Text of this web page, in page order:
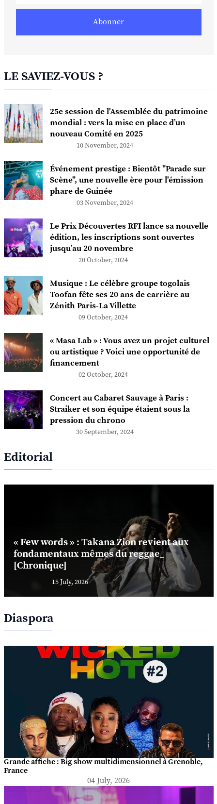
Abonner
LE SAVIEZ-VOUS ?
25e session de l'Assemblée du patrimoine
mondial : vers la mise en place d’un
nouveau Comité en 2025
10 November, 2024
Événement prestige : Bientôt "Parade sur
Scène", une nouvelle ère pour l'émission
phare de Guinée
03 November, 2024
Le Prix Découvertes RFI lance sa nouvelle
édition, les inscriptions sont ouvertes
jusqu’au 20 novembre
20 October, 2024
Musique : Le célèbre groupe togolais
Toofan fête ses 20 ans de carrière au
Zénith Paris-La Villette
09 October, 2024
« Masa Lab » : Vous avez un projet culturel
ou artistique ? Voici une opportunité de
financement
02 October, 2024
Concert au Cabaret Sauvage à Paris :
Straiker et son équipe étaient sous la
pression du chrono
30 September, 2024
Editorial
« Few words » : Takana Zion revient aux
fondamentaux mêmes du reggae_
[Chronique]
15 July, 2026
Diaspora
Grande affiche : Big show multidimensionnel à Grenoble,
France
04 July, 2026